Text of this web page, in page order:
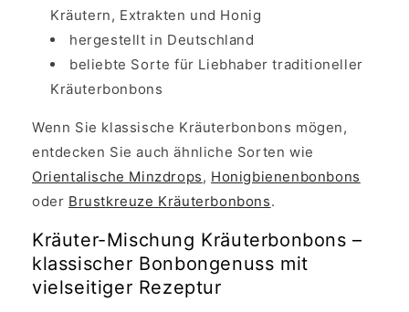
Kräutern, Extrakten und Honig
hergestellt in Deutschland
beliebte Sorte für Liebhaber traditioneller
Kräuterbonbons
Wenn Sie klassische Kräuterbonbons mögen,
entdecken Sie auch ähnliche Sorten wie
Orientalische Minzdrops, Honigbienenbonbons
oder Brustkreuze Kräuterbonbons.
Kräuter-Mischung Kräuterbonbons –
klassischer Bonbongenuss mit
vielseitiger Rezeptur